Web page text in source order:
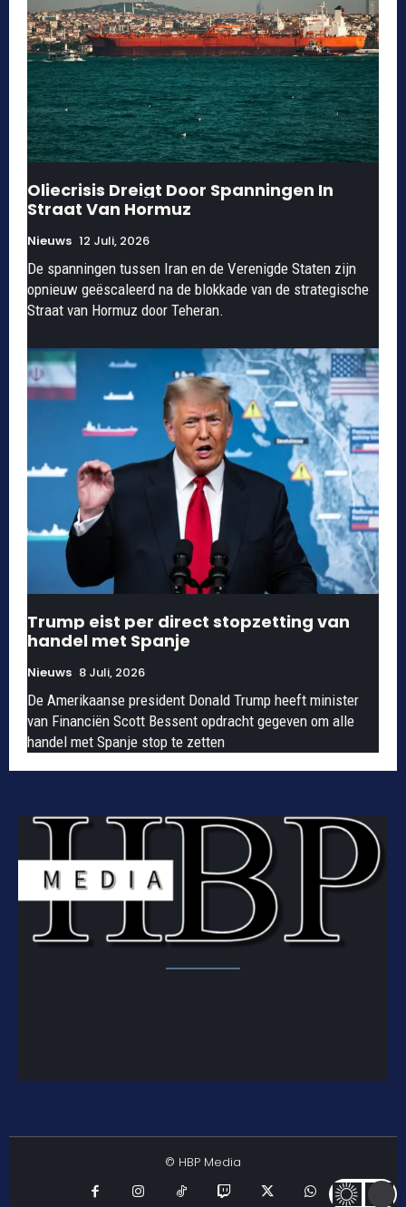
Oliecrisis Dreigt Door Spanningen In
Straat Van Hormuz
Nieuws 12 Juli, 2026
De spanningen tussen Iran en de Verenigde Staten zijn
opnieuw geëscaleerd na de blokkade van de strategische
Straat van Hormuz door Teheran.
Trump eist per direct stopzetting van
handel met Spanje
Nieuws 8 Juli, 2026
De Amerikaanse president Donald Trump heeft minister
van Financiën Scott Bessent opdracht gegeven om alle
handel met Spanje stop te zetten
© HBP Media